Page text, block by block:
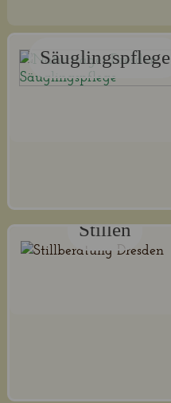
Säuglingspflege
Stillen